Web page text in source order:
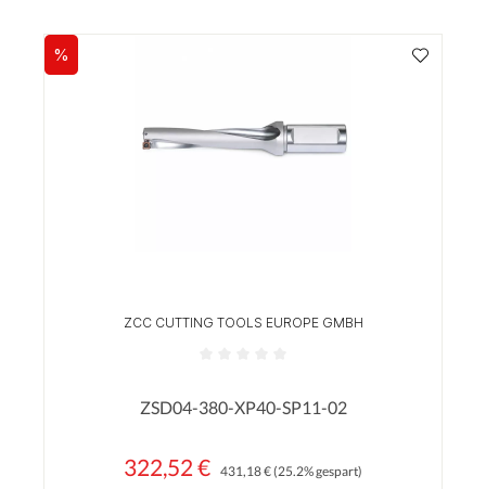
Rabatt
%
ZCC CUTTING TOOLS EUROPE GMBH
ZSD04-380-XP40-SP11-02
Verkaufspreis:
322,52 € 431,18 €(25.2% gespart)